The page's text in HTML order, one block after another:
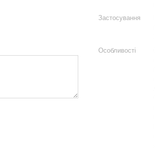
Застосування
Особливості